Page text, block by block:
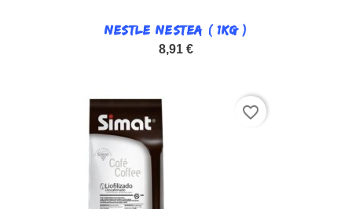
NESTLE NESTEA ( 1KG )
8,91 €
favorite_border